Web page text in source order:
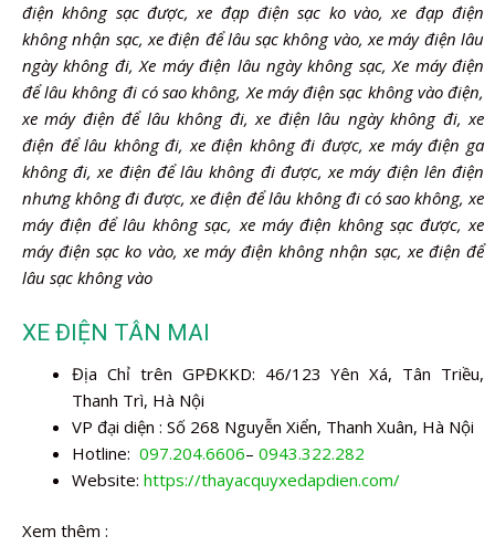
điện không sạc được, xe đạp điện sạc ko vào, xe đạp điện
không nhận sạc, xe điện để lâu sạc không vào,xe máy điện lâu
ngày không đi, Xe máy điện lâu ngày không sạc, Xe máy điện
để lâu không đi có sao không, Xe máy điện sạc không vào điện,
xe máy điện để lâu không đi, xe điện lâu ngày không đi, xe
điện để lâu không đi, xe điện không đi được, xe máy điện ga
không đi, xe điện để lâu không đi được, xe máy điện lên điện
nhưng không đi được, xe điện để lâu không đi có sao không, xe
máy điện để lâu không sạc, xe máy điện không sạc được, xe
máy điện sạc ko vào, xe máy điện không nhận sạc, xe điện để
lâu sạc không vào
XE ĐIỆN TÂN MAI
Địa Chỉ trên GPĐKKD: 46/123 Yên Xá, Tân Triều,
Thanh Trì, Hà Nội
VP đại diện : Số 268 Nguyễn Xiển, Thanh Xuân, Hà Nội
Hotline: 097.204.6606– 0943.322.282
Website: https://thayacquyxedapdien.com/
Xem thêm :